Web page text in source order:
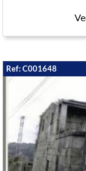
Ref: C001648